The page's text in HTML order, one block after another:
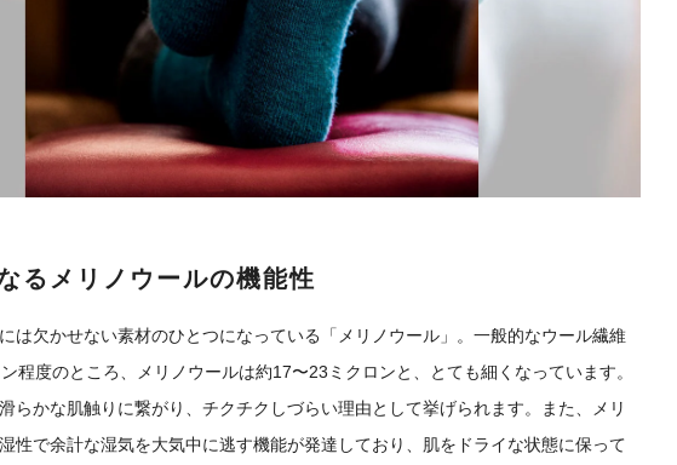
るメリノウールの機能性
は欠かせない素材のひとつになっている「メリノウール」。一般的なウール繊維
程度のところ、メリノウールは約17〜23ミクロンと、とても細くなっています。
らかな肌触りに繋がり、チクチクしづらい理由として挙げられます。また、メリ
性で余計な湿気を大気中に逃す機能が発達しており、肌をドライな状態に保って